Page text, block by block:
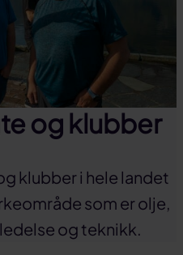
og klubber
klubber i hele landet
som er olje,
og teknikk.